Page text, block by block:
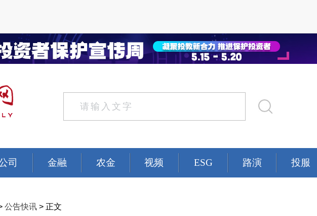
司 金融 农金 视频 ESG 路演 投服
公告快讯 > 正文